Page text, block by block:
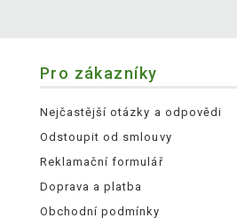
Pro zákazníky
Nejčastější otázky a odpovědi
Odstoupit od smlouvy
Reklamační formulář
Doprava a platba
Obchodní podmínky